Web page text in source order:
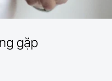
gặp